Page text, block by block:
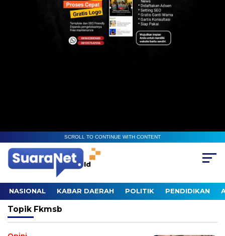
SCROLL TO CONTINUE WITH CONTENT
NASIONAL KABAR DAERAH POLITIK PENDIDIKAN
Topik Fkmsb